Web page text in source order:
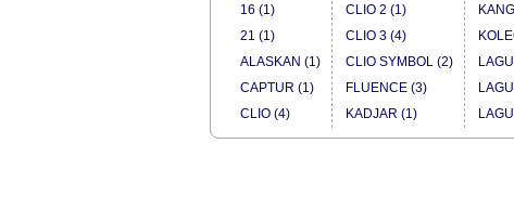
16 (1)
21 (1)
ALASKAN (1)
CAPTUR (1)
CLIO (4)
CLIO 2 (1)
CLIO 3 (4)
CLIO SYMBOL (2)
FLUENCE (3)
KADJAR (1)